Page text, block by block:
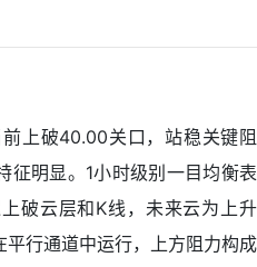
上破40.00关口，站稳关键阻
征明显。1小时级别一目均衡表
破云层和K线，未来云为上升
行通道中运行，上方阻力构成